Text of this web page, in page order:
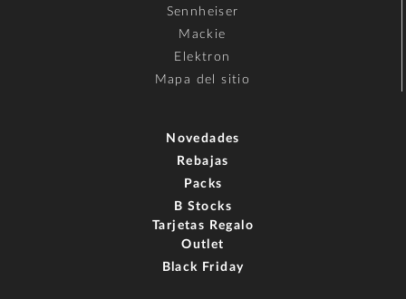
Sennheiser
Mackie
Elektron
Mapa del sitio
Novedades
Rebajas
Packs
B Stocks
Tarjetas Regalo
Outlet
Black Friday